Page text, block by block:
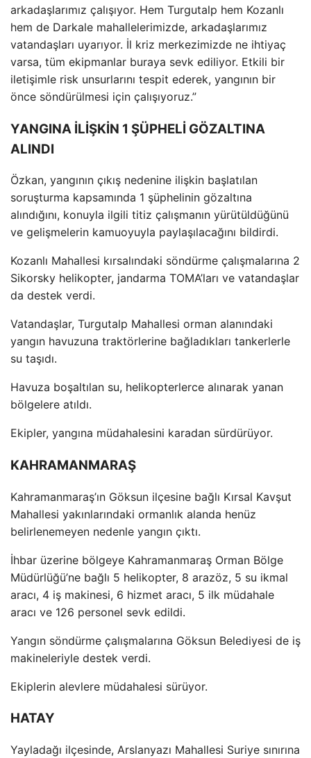
arkadaşlarımız çalışıyor. Hem Turgutalp hem Kozanlı
hem de Darkale mahallelerimizde, arkadaşlarımız
vatandaşları uyarıyor. İl kriz merkezimizde ne ihtiyaç
varsa, tüm ekipmanlar buraya sevk ediliyor. Etkili bir
iletişimle risk unsurlarını tespit ederek, yangının bir
önce söndürülmesi için çalışıyoruz.”
YANGINA İLİŞKİN 1 ŞÜPHELİ GÖZALTINA
ALINDI
Özkan, yangının çıkış nedenine ilişkin başlatılan
soruşturma kapsamında 1 şüphelinin gözaltına
alındığını, konuyla ilgili titiz çalışmanın yürütüldüğünü
ve gelişmelerin kamuoyuyla paylaşılacağını bildirdi.
Kozanlı Mahallesi kırsalındaki söndürme çalışmalarına 2
Sikorsky helikopter, jandarma TOMA’ları ve vatandaşlar
da destek verdi.
Vatandaşlar, Turgutalp Mahallesi orman alanındaki
yangın havuzuna traktörlerine bağladıkları tankerlerle
su taşıdı.
Havuza boşaltılan su, helikopterlerce alınarak yanan
bölgelere atıldı.
Ekipler, yangına müdahalesini karadan sürdürüyor.
KAHRAMANMARAŞ
Kahramanmaraş’ın Göksun ilçesine bağlı Kırsal Kavşut
Mahallesi yakınlarındaki ormanlık alanda henüz
belirlenemeyen nedenle yangın çıktı.
İhbar üzerine bölgeye Kahramanmaraş Orman Bölge
Müdürlüğü’ne bağlı 5 helikopter, 8 arazöz, 5 su ikmal
aracı, 4 iş makinesi, 6 hizmet aracı, 5 ilk müdahale
aracı ve 126 personel sevk edildi.
Yangın söndürme çalışmalarına Göksun Belediyesi de iş
makineleriyle destek verdi.
Ekiplerin alevlere müdahalesi sürüyor.
HATAY
Yayladağı ilçesinde, Arslanyazı Mahallesi Suriye sınırına